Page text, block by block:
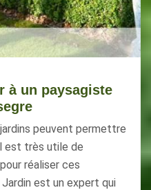
à un paysagiste
peuvent permettre
est très utile de
réaliser ces
est un expert qui